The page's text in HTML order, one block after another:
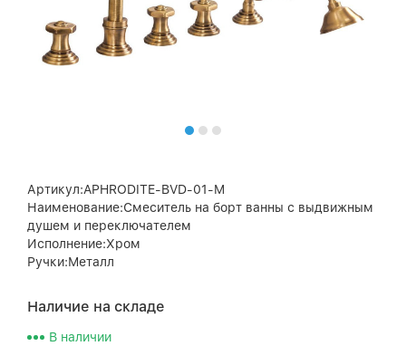
Артикул:APHRODITE-BVD-01-M
Наименование:Смеситель на борт ванны с выдвижным
душем и переключателем
Исполнение:Хром
Ручки:Металл
Наличие на складе
В наличии